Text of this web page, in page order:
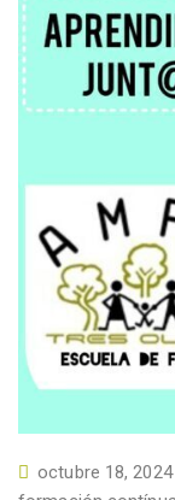
octubre 18, 2024